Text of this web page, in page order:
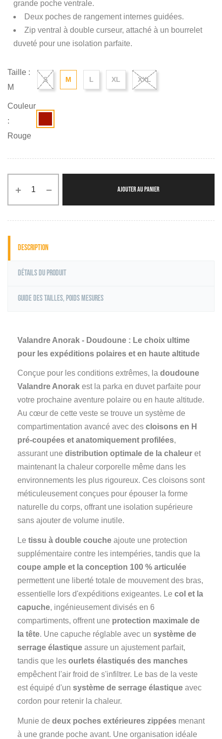
grande poche ventrale.
Deux poches de rangement internes guidées.
Zip ventral à double curseur, attaché à un bourrelet
duveté pour une isolation parfaite.
Taille :
M
S M L XL XXL
Couleur
:
Rouge
AJOUTER AU PANIER
Description
Détails du produit
Guide des tailles, poids mesures
Valandre Anorak - Doudoune : Le choix ultime
pour les expéditions polaires et en haute altitude
Conçue pour les conditions extrêmes, la doudoune
Valandre Anorak est la parka en duvet parfaite pour
votre prochaine aventure polaire ou en haute altitude.
Au cœur de cette veste se trouve un système de
compartimentation avancé avec des cloisons en H
pré-coupées et anatomiquement profilées,
assurant une distribution optimale de la chaleur et
maintenant la chaleur corporelle même dans les
environnements les plus rigoureux. Ces cloisons sont
méticuleusement conçues pour épouser la forme
naturelle du corps, offrant une isolation supérieure
sans ajouter de volume inutile.
Le tissu à double couche ajoute une protection
supplémentaire contre les intempéries, tandis que la
coupe ample et la conception 100 % articulée
permettent une liberté totale de mouvement des bras,
essentielle lors d'expéditions exigeantes. Le col et la
capuche, ingénieusement divisés en 6
compartiments, offrent une protection maximale de
la tête. Une capuche réglable avec un système de
serrage élastique assure un ajustement parfait,
tandis que les ourlets élastiqués des manches
empêchent l'air froid de s'infiltrer. Le bas de la veste
est équipé d'un système de serrage élastique avec
cordon pour retenir la chaleur.
Munie de deux poches extérieures zippées menant
à une grande poche avant. Une organisation idéale